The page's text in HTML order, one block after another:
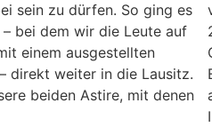
sein zu dürfen. So ging es
bei dem wir die Leute auf
einem ausgestellten
direkt weiter in die Lausitz.
beiden Astire, mit denen